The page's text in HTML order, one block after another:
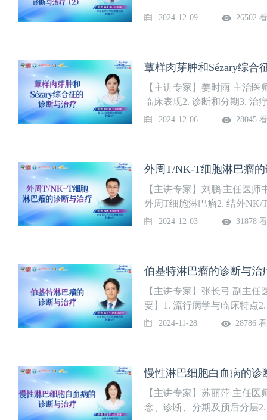
2024-12-09 26502
蕈样肉芽肿和Sézary综合
【主讲专家】姜时雨 主治
临床表现2. 诊断和分期3. 治
2024-12-06 28045
外周T/NK-T细胞淋巴瘤
【主讲专家】刘鹏 主任医
外周T细胞淋巴瘤2. 结外NK/
2024-12-03 31878
伯基特淋巴瘤的诊断与治
【主讲专家】张长弓 副主
要】1. 流行病学与临床特点
2024-11-28 28786
慢性淋巴细胞白血病的诊
【主讲专家】苏丽萍 主任
念、诊断、分期及预后分层